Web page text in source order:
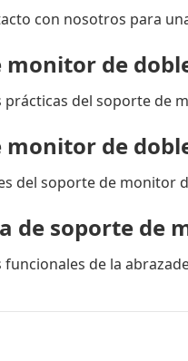
con nosotros para
monitor de
monitor de
de soporte de